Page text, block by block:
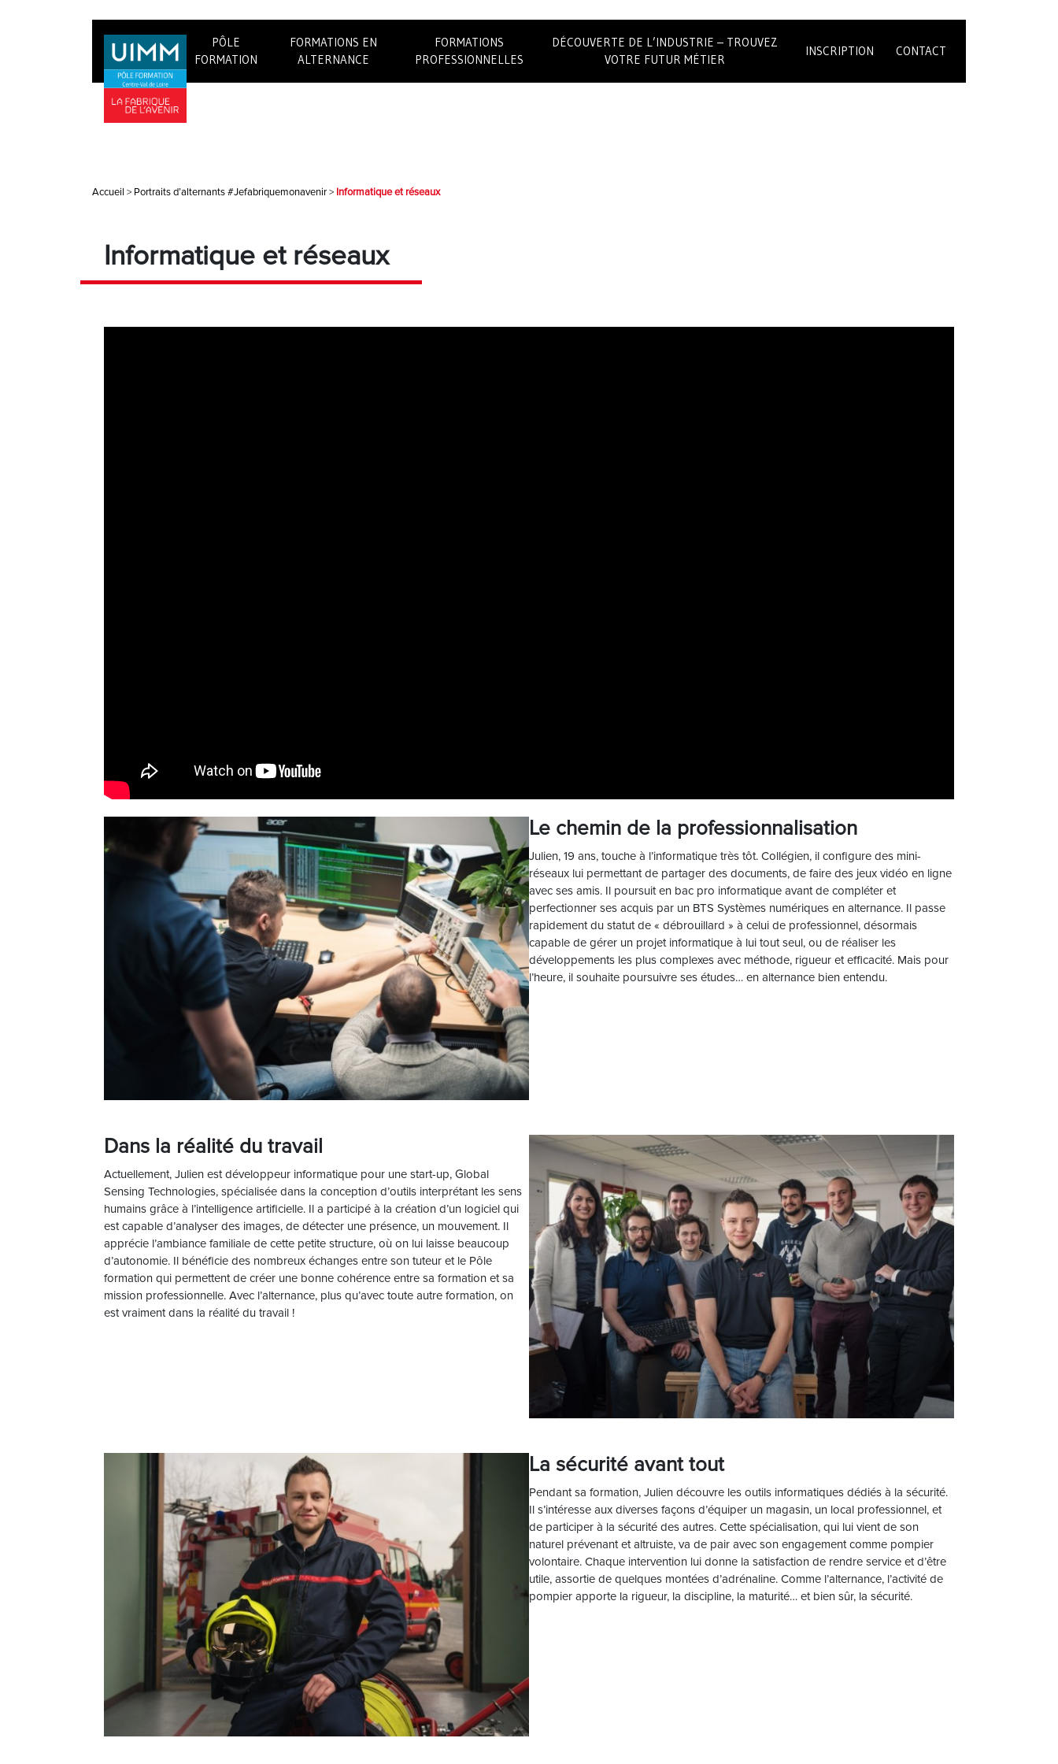
PÔLE
FORMATION
FORMATIONS EN
ALTERNANCE
FORMATIONS
PROFESSIONNELLES
DÉCOUVERTE DE L’INDUSTRIE – TROUVEZ
VOTRE FUTUR MÉTIER
INSCRIPTION CONTACT
Accueil > Portraits d’alternants #Jefabriquemonavenir> Informatique et réseaux
Informatique et réseaux
Le chemin de la professionnalisation
Julien, 19 ans, touche à l’informatique très tôt. Collégien, il configure des mini-
réseaux lui permettant de partager des documents, de faire des jeux vidéo en ligne
avec ses amis. Il poursuit en bac pro informatique avant de compléter et
perfectionner ses acquis par un BTS Systèmes numériques en alternance. Il passe
rapidement du statut de « débrouillard » à celui de professionnel, désormais
capable de gérer un projet informatique à lui tout seul, ou de réaliser les
développements les plus complexes avec méthode, rigueur et efficacité. Mais pour
l’heure, il souhaite poursuivre ses études… en alternance bien entendu.
Dans la réalité du travail
Actuellement, Julien est développeur informatique pour une start-up, Global
Sensing Technologies, spécialisée dans la conception d’outils interprétant les sens
humains grâce à l’intelligence artificielle. Il a participé à la création d’un logiciel qui
est capable d’analyser des images, de détecter une présence, un mouvement. Il
apprécie l’ambiance familiale de cette petite structure, où on lui laisse beaucoup
d’autonomie. Il bénéficie des nombreux échanges entre son tuteur et le Pôle
formation qui permettent de créer une bonne cohérence entre sa formation et sa
mission professionnelle. Avec l’alternance, plus qu’avec toute autre formation, on
est vraiment dans la réalité du travail !
La sécurité avant tout
Pendant sa formation, Julien découvre les outils informatiques dédiés à la sécurité.
Il s’intéresse aux diverses façons d’équiper un magasin, un local professionnel, et
de participer à la sécurité des autres. Cette spécialisation, qui lui vient de son
naturel prévenant et altruiste, va de pair avec son engagement comme pompier
volontaire. Chaque intervention lui donne la satisfaction de rendre service et d’être
utile, assortie de quelques montées d’adrénaline. Comme l’alternance, l’activité de
pompier apporte la rigueur, la discipline, la maturité… et bien sûr, la sécurité.